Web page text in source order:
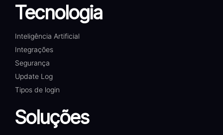
Tecnologia
Inteligência Artificial
Integrações
Segurança
Update Log
Tipos de login
Soluções